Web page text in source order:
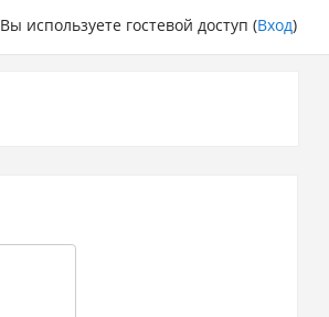
Вы используете гостевой доступ (Вход)